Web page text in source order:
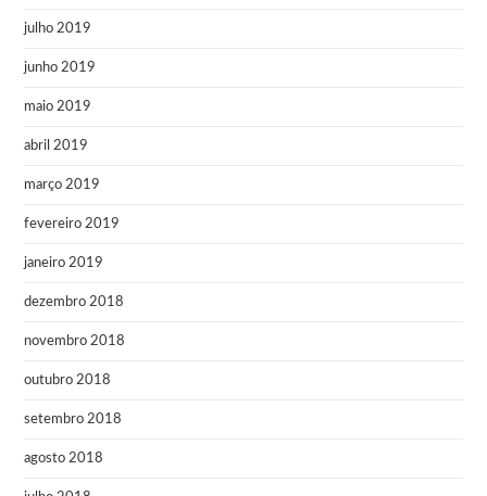
julho 2019
junho 2019
maio 2019
abril 2019
março 2019
fevereiro 2019
janeiro 2019
dezembro 2018
novembro 2018
outubro 2018
setembro 2018
agosto 2018